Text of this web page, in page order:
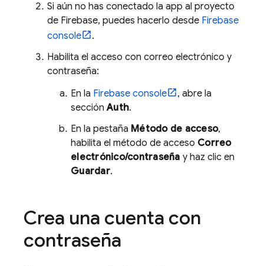
Si aún no has conectado la app al proyecto
de Firebase, puedes hacerlo desde Firebase
console
.
Habilita el acceso con correo electrónico y
contraseña:
En la Firebase console
, abre la
secciónAuth.
En la pestaña Método de acceso,
habilita el método de acceso Correo
electrónico/contraseña y haz clic en
Guardar.
Crea una cuenta con
contraseña